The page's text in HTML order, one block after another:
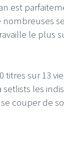
est
le plus
titres sur 13
les
couper de